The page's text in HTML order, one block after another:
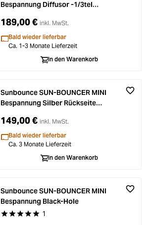
Bespannung Diffusor -1/3tel
189,00 € inkl. MwSt.
Bald wieder lieferbar
Ca. 1-3 Monate Lieferzeit
In den Warenkorb
Sunbounce SUN-BOUNCER MINI
Bespannung Silber Rückseite
149,00 € inkl. MwSt.
Bald wieder lieferbar
Ca. 3 Monate Lieferzeit
In den Warenkorb
Durchschnittliche Bewertung von 5 von 5
1
Sunbounce SUN-BOUNCER MINI
Bespannung Black-Hole